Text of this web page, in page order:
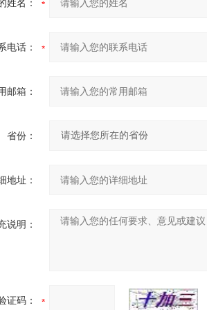
姓名：
电话：
邮箱：
省份：
地址：
说明：
证码：